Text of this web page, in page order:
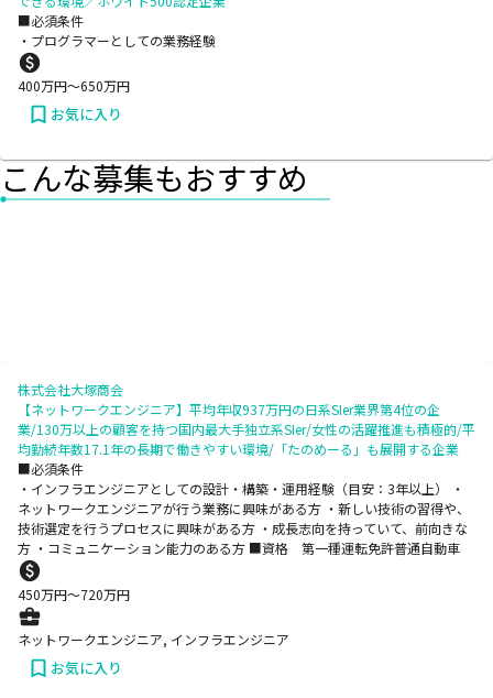
■必須条件
・プログラマーとしての業務経験
400万円〜650万円
お気に入り
こんな募集もおすすめ
株式会社大塚商会
【ネットワークエンジニア】平均年収937万円の日系SIer業界第4位の企
業/130万以上の顧客を持つ国内最大手独立系SIer/女性の活躍推進も積極的/平
均勤続年数17.1年の長期で働きやすい環境/「たのめーる」も展開する企業
■必須条件
・インフラエンジニアとしての設計・構築・運用経験（目安：3年以上） ・
ネットワークエンジニアが行う業務に興味がある方 ・新しい技術の習得や、
技術選定を行うプロセスに興味がある方 ・成長志向を持っていて、前向きな
方 ・コミュニケーション能力のある方 ■資格 第一種運転免許普通自動車
450万円〜720万円
ネットワークエンジニア, インフラエンジニア
お気に入り